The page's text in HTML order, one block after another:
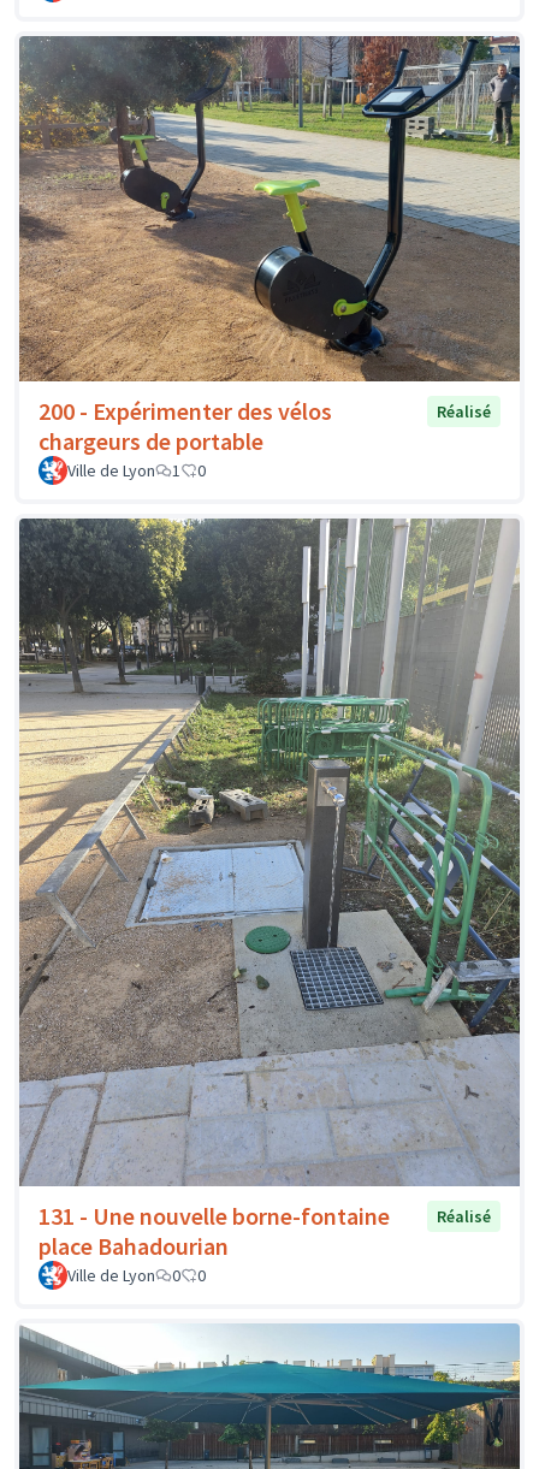
200 - Expérimenter des vélos
chargeurs de portable
Réalisé
Ville de Lyon 1 0
131 - Une nouvelle borne-fontaine
place Bahadourian
Réalisé
Ville de Lyon 0 0